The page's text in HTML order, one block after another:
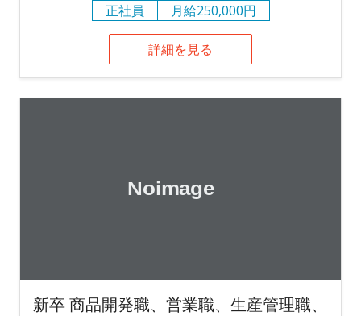
正社員
月給250,000円
詳細を見る
新卒 商品開発職、営業職、生産管理職、